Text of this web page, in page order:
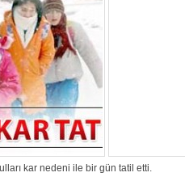
kar nedeni ile bir gün tatil etti.